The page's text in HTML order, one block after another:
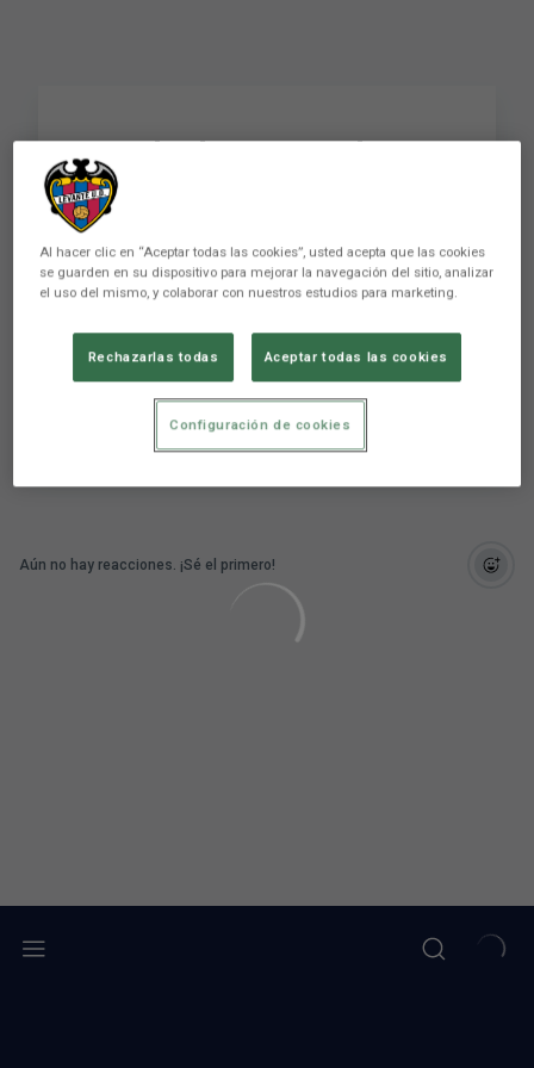
Rueda de prensa de
Julián Calero previa al
encuentro ante la SD
Eibar (J3)
Conviértete en miembro de este canal para
disfrutar de ventajas: ...
Aún no hay reacciones. ¡Sé el primero!
Al hacer clic en “Aceptar todas las cookies”, usted acepta que las cookies
se guarden en su dispositivo para mejorar la navegación del sitio, analizar
el uso del mismo, y colaborar con nuestros estudios para marketing.
Rechazarlas todas Aceptar todas las cookies
Configuración de cookies